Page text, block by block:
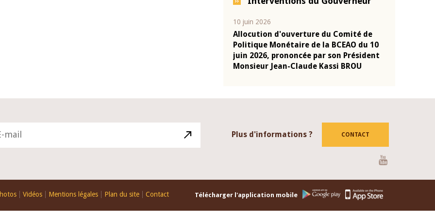
juin 2026, prononcée par son Président
04 mars 2026
Allocution d'ouverture du Comité de
Politique Monétaire de la BCEAO du 4
mars 2026, prononcée par son Président
Monsieur Jean-Claude Kassi BROU
Plus d'informations ? CONTACT
Vidéos Mentions légales Plan du site Contact Télécharger l'application mobile